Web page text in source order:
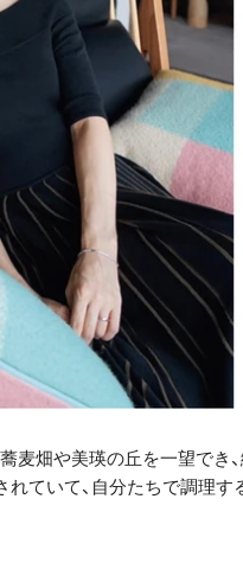
麦畑や美瑛の丘を一望でき
ていて、自分たちで調理す